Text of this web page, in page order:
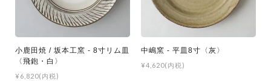
小鹿田焼 / 坂本工窯 - 8寸リム皿
〈飛鉋・白〉
¥6,820(内税)
中嶋窯 - 平皿8寸〈灰〉
¥4,620(内税)